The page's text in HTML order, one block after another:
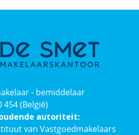
- bemiddelaar
454 (België)
autoriteit:
van Vastgoedmakelaars